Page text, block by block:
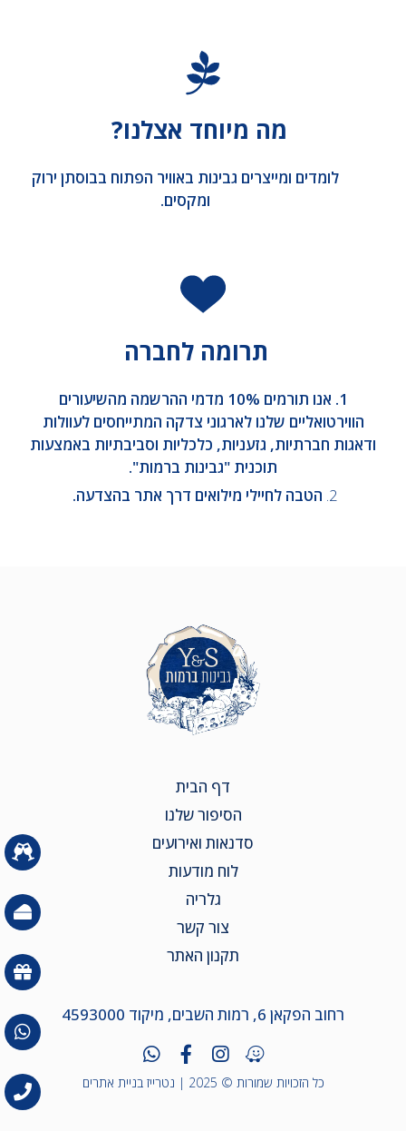
מה מיוחד אצלנו?
לומדים ומייצרים גבינות באוויר הפתוח בבוסתן ירוק
ומקסים.
תרומה לחברה
1. אנו תורמים 10% מדמי ההרשמה מהשיעורים
הווירטואליים שלנו לארגוני צדקה המתייחסים לעוולות
ודאגות חברתיות, גזעניות, כלכליות וסביבתיות באמצעות
תוכנית "גבינות ברמות".
2. הטבה לחיילי מילואים דרך אתר בהצדעה.
דף הבית
הסיפור שלנו
סדנאות ואירועים
לוח מודעות
גלריה
צור קשר
תקנון האתר
רחוב הפקאן 6, רמות השבים, מיקוד 4593000
כל הזכויות שמורות © 2025 | נטרייז בניית אתרים